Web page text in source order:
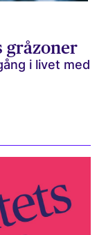
gråzoner
i livet med